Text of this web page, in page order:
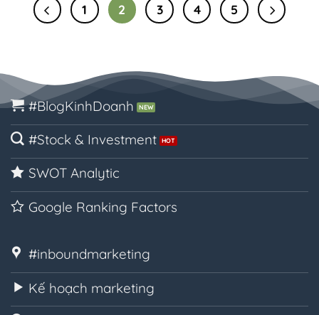
1 2 3 4 5
#BlogKinhDoanh
#Stock & Investment
SWOT Analytic
Google Ranking Factors
#inboundmarketing
Kế hoạch marketing